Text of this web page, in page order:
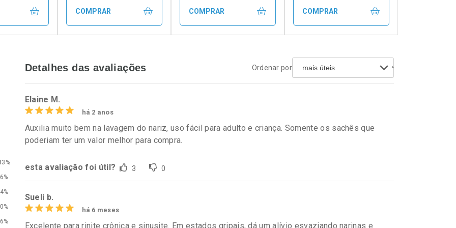
COMPRAR
Laboratório
Por Menos
COMPRAR COMPRAR
Laboratório
Por Menos
6%
4%
0%
6%
Detalhes das avaliações Ordenar por
Elaine M.
há 2 anos
Auxilia muito bem na lavagem do nariz, uso fácil para adulto e criança. Somente os sachês que
poderiam ter um valor melhor para compra.
esta avaliação foi útil? 3 0
Sueli b.
há 6 meses
Excelente para rinite crônica e sinusite. Em estados gripais, dá um alívio esvaziando narinas e